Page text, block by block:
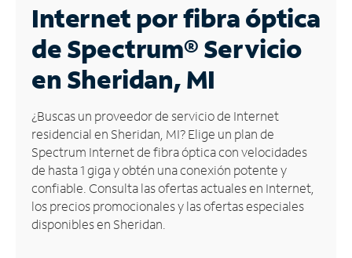
Business
Contáctanos
Inglés
Administrar
cuenta
Encuentra
una
tienda
Internet por fibra óptica
de Spectrum®Servicio
en Sheridan, MI
¿Buscas un proveedor de servicio de Internet
residencial en Sheridan, MI? Elige un plan de
Spectrum Internet de fibra óptica con velocidades
de hasta 1 giga y obtén una conexión potente y
confiable. Consulta las ofertas actuales en Internet,
los precios promocionales y las ofertas especiales
disponibles en Sheridan.